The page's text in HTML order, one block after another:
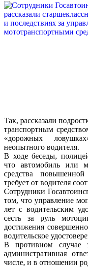
Так, рассказали
транспортным
«дорожных
неопытного водителя.
В ходе беседы,
что автомобиль или
средства
требует от водителя
Сотрудники
том, что управление
лет с водительским
сесть за руль
достижения
водительское
В противном случае
административная
числе, и в отношении